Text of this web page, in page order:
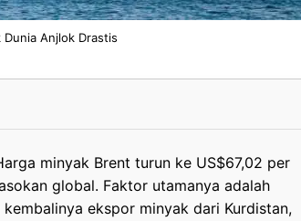
Dunia Anjlok Drastis
minyak Brent turun ke US$67,02 per
global. Faktor utamanya adalah
ekspor minyak dari Kurdistan,